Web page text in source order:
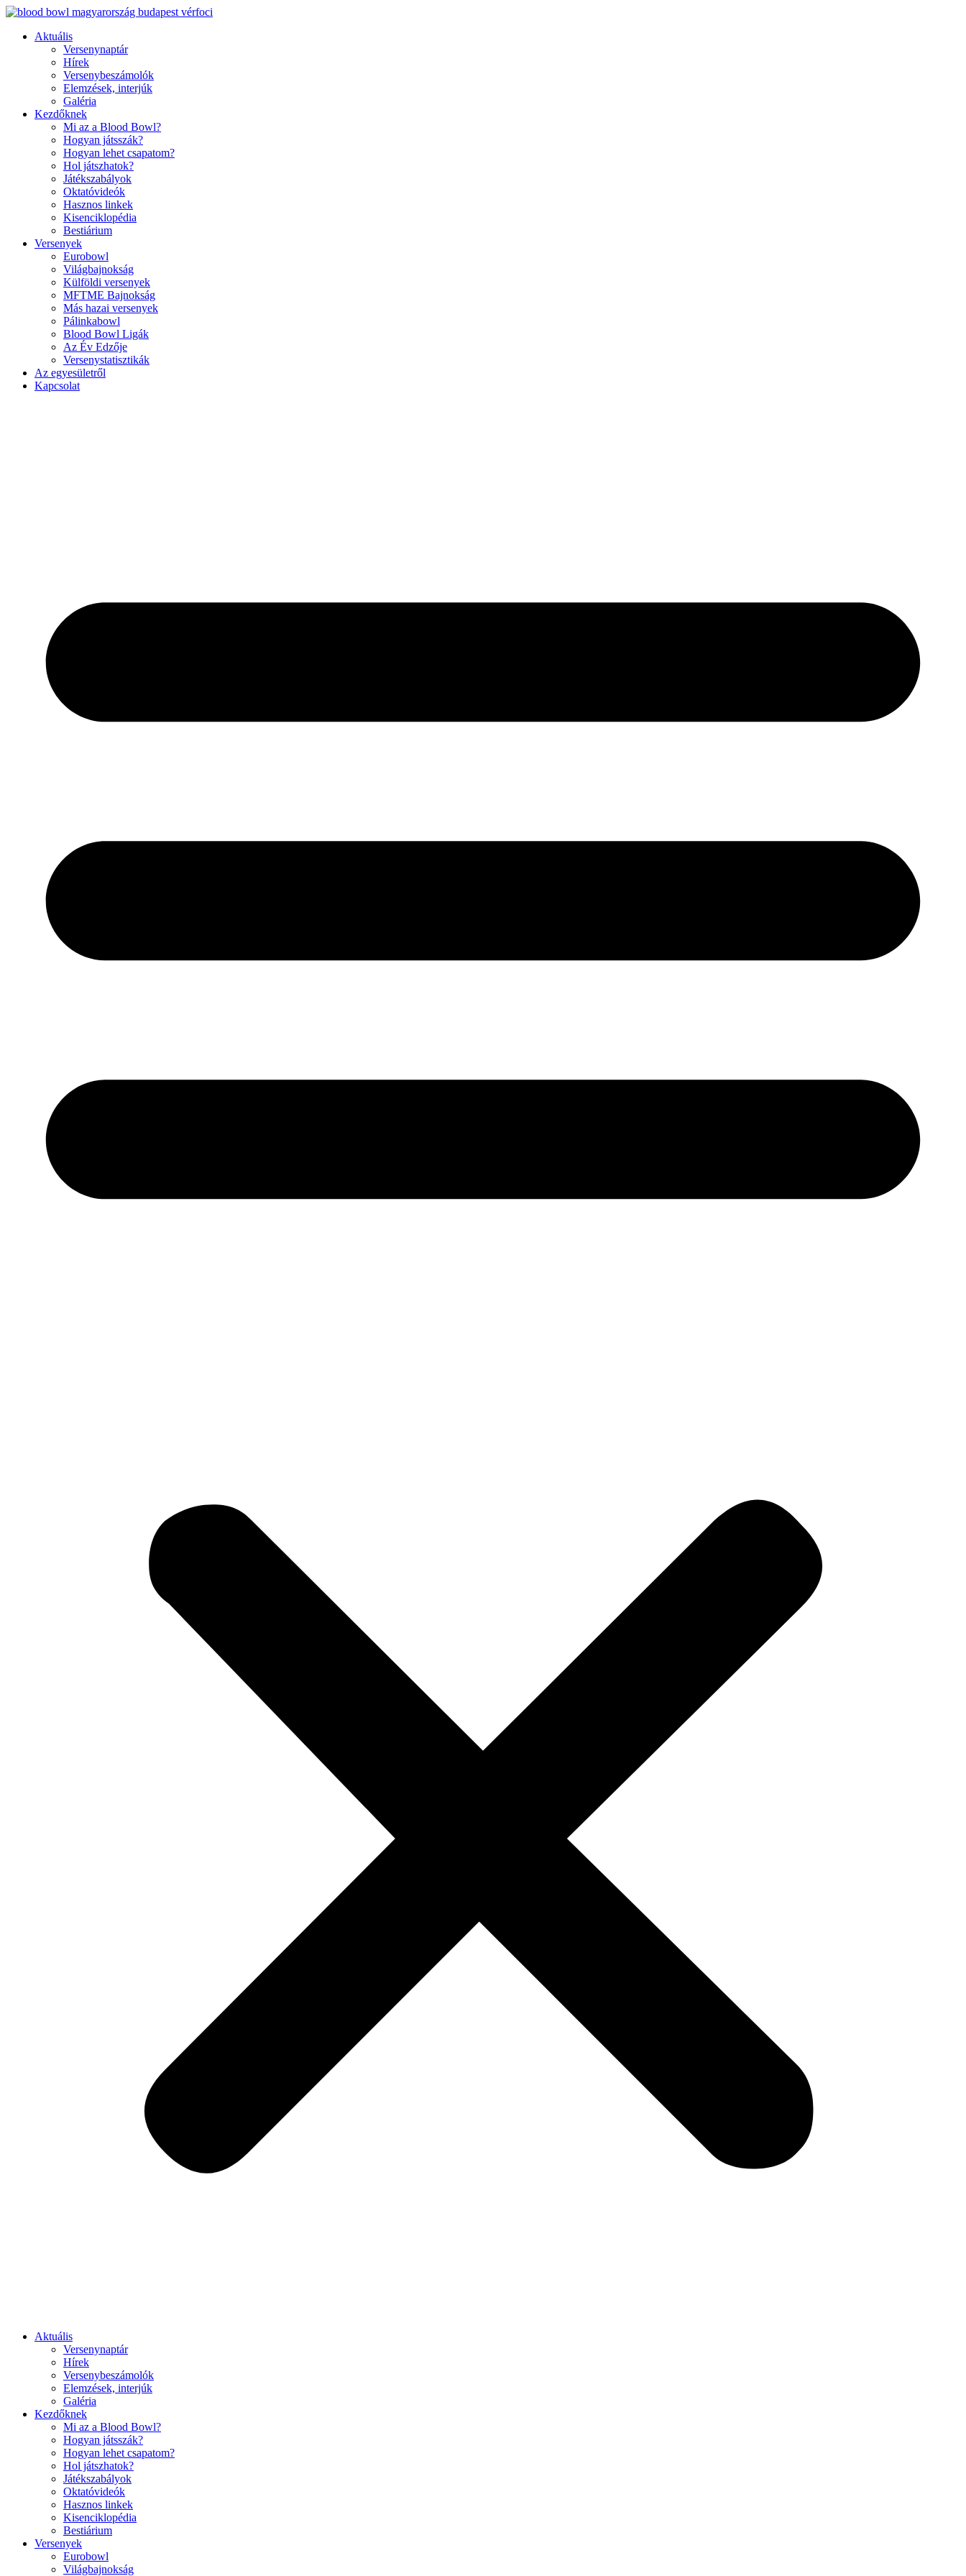
Ugrás
tartalomhoz
Aktuális
Versenynaptár
Hírek
Versenybeszámolók
Elemzések, interjúk
Galéria
Kezdőknek
Mi az a Blood Bowl?
Hogyan játsszák?
Hogyan lehet csapatom?
Hol játszhatok?
Játékszabályok
Oktatóvideók
Hasznos linkek
Kisenciklopédia
Bestiárium
Versenyek
Eurobowl
Világbajnokság
Külföldi versenyek
MFTME Bajnokság
Más hazai versenyek
Pálinkabowl
Blood Bowl Ligák
Az Év Edzője
Versenystatisztikák
Az egyesületről
Kapcsolat
Aktuális
Versenynaptár
Hírek
Versenybeszámolók
Elemzések, interjúk
Galéria
Kezdőknek
Mi az a Blood Bowl?
Hogyan játsszák?
Hogyan lehet csapatom?
Hol játszhatok?
Játékszabályok
Oktatóvideók
Hasznos linkek
Kisenciklopédia
Bestiárium
Versenyek
Eurobowl
Világbajnokság